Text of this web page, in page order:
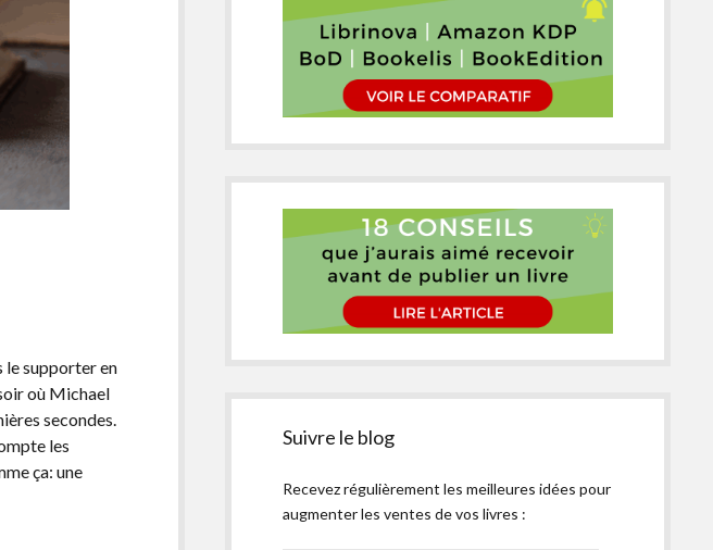
le supporter en
où Michael
secondes.
les
ça: une
Suivre le blog
Recevez régulièrement les meilleures idées pour
augmenter les ventes de vos livres :